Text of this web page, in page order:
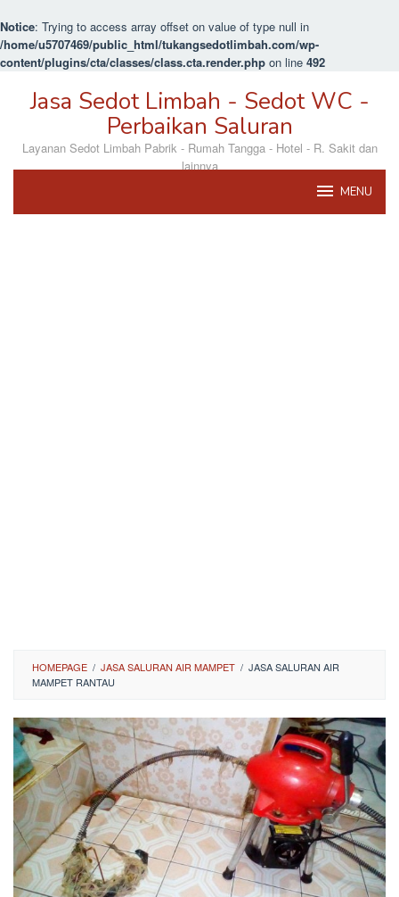
Notice: Trying to access array offset on value of type null in
/home/u5707469/public_html/tukangsedotlimbah.com/wp-
content/plugins/cta/classes/class.cta.render.php on line 492
Jasa Sedot Limbah - Sedot WC -
Perbaikan Saluran
Layanan Sedot Limbah Pabrik - Rumah Tangga - Hotel - R. Sakit dan
lainnya
MENU
HOMEPAGE / JASA SALURAN AIR MAMPET / JASA SALURAN AIR
MAMPET RANTAU